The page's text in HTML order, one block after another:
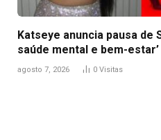
Katseye anuncia pausa de
saúde mental e bem-estar’
agosto 7, 2026 0 Visitas